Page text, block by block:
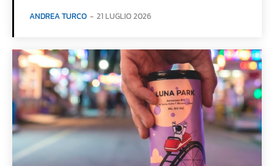
ANDREA TURCO - 21 LUGLIO 2026